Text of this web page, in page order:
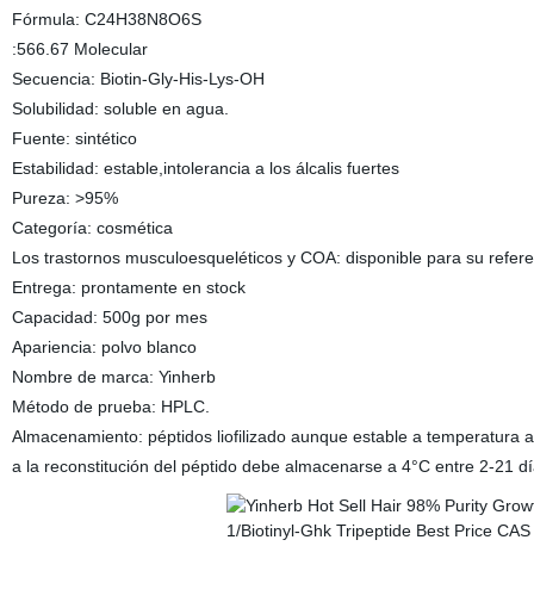
Fórmula: C24H38N8O6S
:566.67 Molecular
Secuencia: Biotin-Gly-His-Lys-OH
Solubilidad: soluble en agua.
Fuente: sintético
Estabilidad: estable,intolerancia a los álcalis fuertes
Pureza: >95%
Categoría: cosmética
Los trastornos musculoesqueléticos y COA: disponible para su
Entrega: prontamente en stock
Capacidad: 500g por mes
Apariencia: polvo blanco
Nombre de marca: Yinherb
Método de prueba: HPLC.
Almacenamiento: péptidos liofilizado aunque estable a
a la reconstitución del péptido debe almacenarse a 4°C entre 2-21